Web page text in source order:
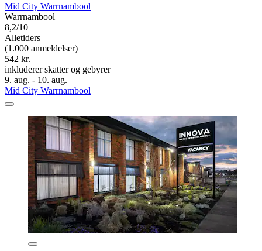
Mid City Warrnambool
Warrnambool
8,2/10
Alletiders
(1.000 anmeldelser)
542 kr.
inkluderer skatter og gebyrer
9. aug. - 10. aug.
Mid City Warrnambool